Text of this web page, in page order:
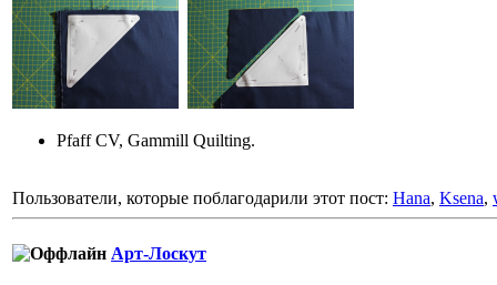
Pfaff CV, Gammill Quilting.
Пользователи, которые поблагодарили этот пост: Hana, Ksena,
Арт-Лоскут